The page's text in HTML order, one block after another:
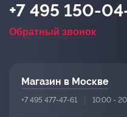
+7 495 150-
Обратный звонок
Магазин в Москве
+7 495 477-47-61 10:00 -